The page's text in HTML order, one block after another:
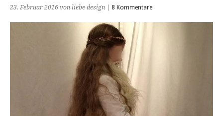
23. Februar 2016 von liebe design | 8 Kommentare